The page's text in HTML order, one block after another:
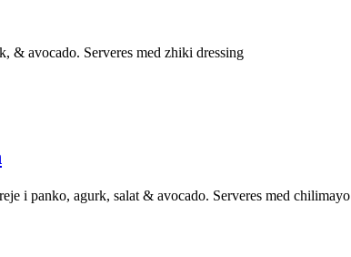
& avocado. Serveres med zhiki dressing
i panko, agurk, salat & avocado. Serveres med chilimayo